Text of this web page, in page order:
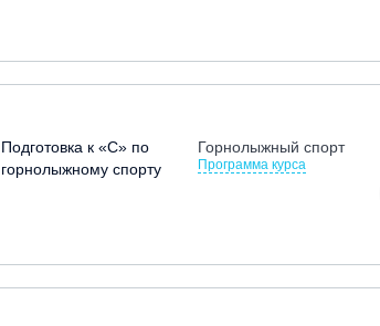
Подготовка к «С» по
горнолыжному спорту
Горнолыжный спорт
Программа курса